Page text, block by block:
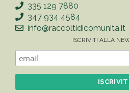
335 129 7880
347 934 4584
info@raccoltidicomunita.it
ISCRIVITI ALLA